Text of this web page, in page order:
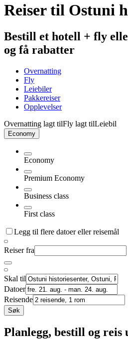
Reiser til Ostuni
Bestill et hotell + fly
og få rabatter
Overnatting
Fly
Leiebiler
Pakkereiser
Opplevelser
Overnatting lagt tilFly lagt tilLeiebil
Economy
Economy
Premium Economy
Business class
First class
Legg til flere datoer eller reisemål
Reiser fra
Skal til
Datoer
Reisende
Søk
Planlegg, bestill og